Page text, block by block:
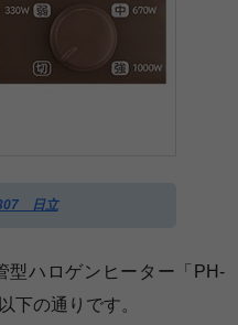
日立
型ハロゲンヒーター「PH-
下の通りです。